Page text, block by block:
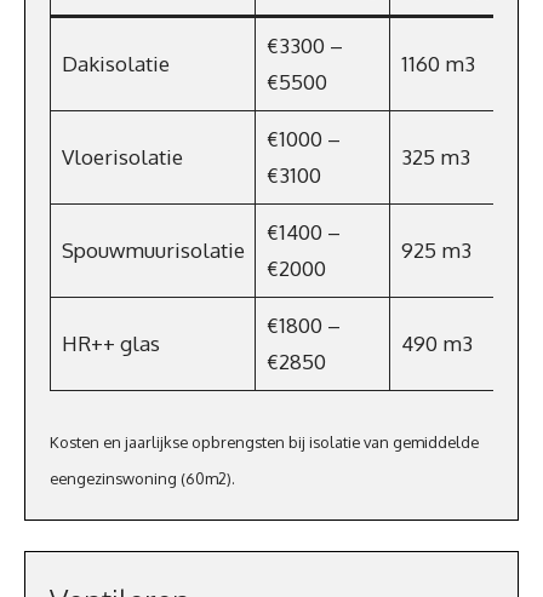
Dakisolatie
€3300 –
€5500
1160 m3
Vloerisolatie
€1000 –
€3100
325 m3
Spouwmuurisolatie
€1400 –
€2000
925 m3
HR++ glas
€1800 –
€2850
490 m3
Kosten en jaarlijkse opbrengsten bij isolatie van gemiddelde
eengezinswoning (60m2).